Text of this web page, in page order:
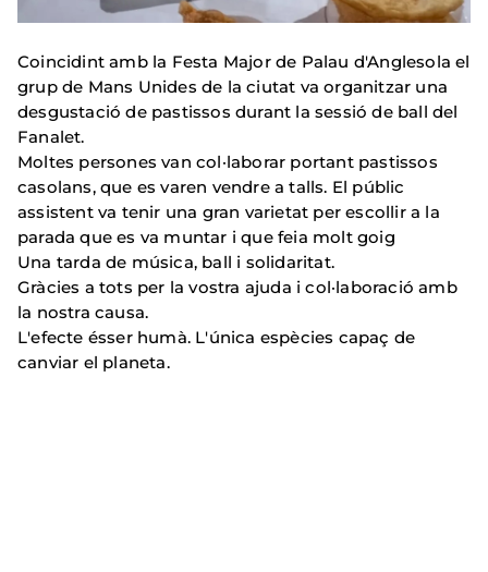
Coincidint amb la Festa Major de Palau d'Anglesola el
grup de Mans Unides de la ciutat va organitzar una
desgustació de pastissos durant la sessió de ball del
Fanalet.
Moltes persones van col·laborar portant pastissos
casolans, que es varen vendre a talls. El públic
assistent va tenir una gran varietat per escollir a la
parada que es va muntar i que feia molt goig
Una tarda de música, ball i solidaritat.
Gràcies a tots per la vostra ajuda i col·laboració amb
la nostra causa.
L'efecte ésser humà. L'única espècies capaç de
canviar el planeta.